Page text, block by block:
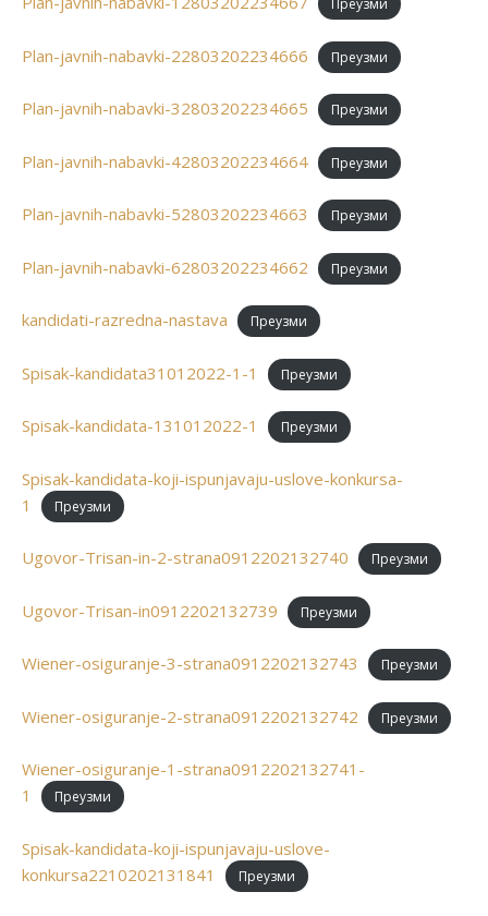
Преузми
Plan-javnih-nabavki-22803202234666 Преузми
Plan-javnih-nabavki-32803202234665 Преузми
Plan-javnih-nabavki-42803202234664 Преузми
Plan-javnih-nabavki-52803202234663 Преузми
Plan-javnih-nabavki-62803202234662 Преузми
kandidati-razredna-nastava Преузми
Spisak-kandidata31012022-1-1 Преузми
Spisak-kandidata-131012022-1 Преузми
Spisak-kandidata-koji-ispunjavaju-uslove-konkursa-
1
Преузми
Ugovor-Trisan-in-2-strana0912202132740 Преузми
Ugovor-Trisan-in0912202132739 Преузми
Wiener-osiguranje-3-strana0912202132743 Преузми
Wiener-osiguranje-2-strana0912202132742 Преузми
Wiener-osiguranje-1-strana0912202132741-
1
Преузми
Spisak-kandidata-koji-ispunjavaju-uslove-
konkursa2210202131841
Преузми